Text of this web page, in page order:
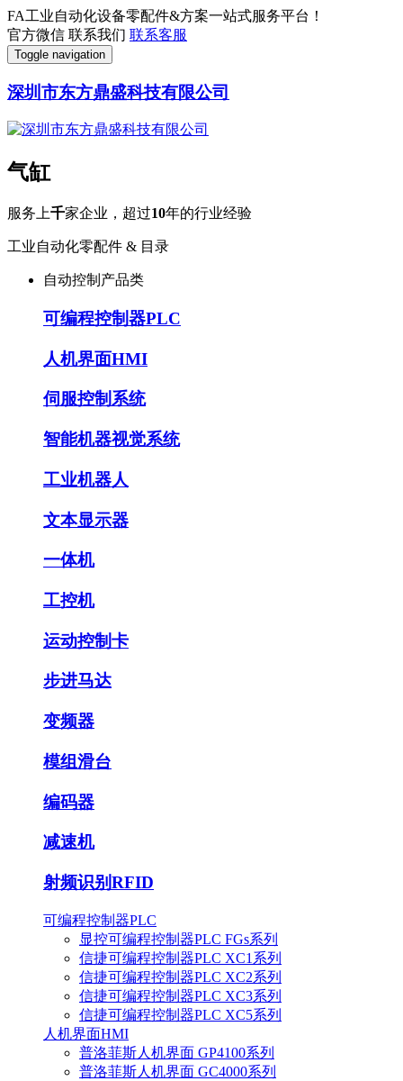
FA工业自动化设备零配件&方案一站式服务平台！
官方微信 联系我们 联系客服
Toggle navigation
深圳市东方鼎盛科技有限公司
气缸
服务上千家企业，超过10年的行业经验
工业自动化零配件 & 目录
自动控制产品类
可编程控制器PLC
人机界面HMI
伺服控制系统
智能机器视觉系统
工业机器人
文本显示器
一体机
工控机
运动控制卡
步进马达
变频器
模组滑台
编码器
减速机
射频识别RFID
可编程控制器PLC
显控可编程控制器PLC FGs系列
信捷可编程控制器PLC XC1系列
信捷可编程控制器PLC XC2系列
信捷可编程控制器PLC XC3系列
信捷可编程控制器PLC XC5系列
人机界面HMI
普洛菲斯人机界面 GP4100系列
普洛菲斯人机界面 GC4000系列